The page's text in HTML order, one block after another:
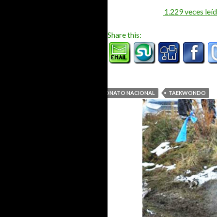
1.229veces
Share this:
CAMPEONATO NACIONAL TAEKWONDO